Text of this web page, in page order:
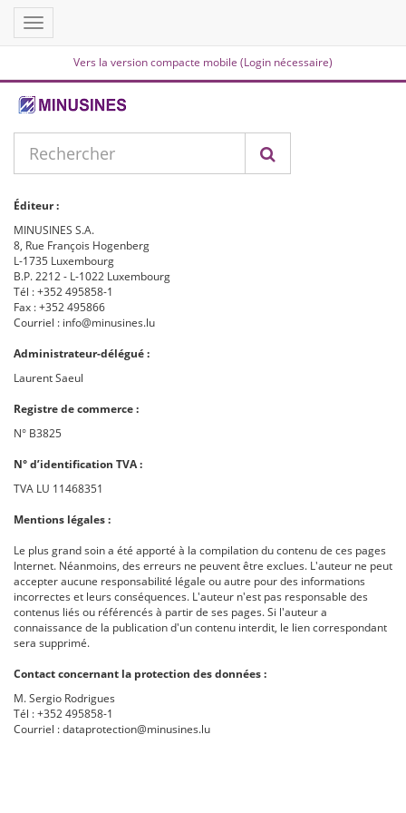
Vers la version compacte mobile (Login nécessaire)
Toggle
navigation
Éditeur :
MINUSINES S.A.
8, Rue François Hogenberg
L-1735 Luxembourg
B.P. 2212 - L-1022 Luxembourg
Tél : +352 495858-1
Fax : +352 495866
Courriel : info@minusines.lu
Administrateur-délégué :
Laurent Saeul
Registre de commerce :
N° B3825
N° d’identification TVA :
TVA LU 11468351
Mentions légales :
Le plus grand soin a été apporté à la compilation du contenu de ces pages
Internet. Néanmoins, des erreurs ne peuvent être exclues. L'auteur ne peut
accepter aucune responsabilité légale ou autre pour des informations
incorrectes et leurs conséquences. L'auteur n'est pas responsable des
contenus liés ou référencés à partir de ses pages. Si l'auteur a
connaissance de la publication d'un contenu interdit, le lien correspondant
sera supprimé.
Contact concernant la protection des données :
M. Sergio Rodrigues
Tél : +352 495858-1
Courriel : dataprotection@minusines.lu